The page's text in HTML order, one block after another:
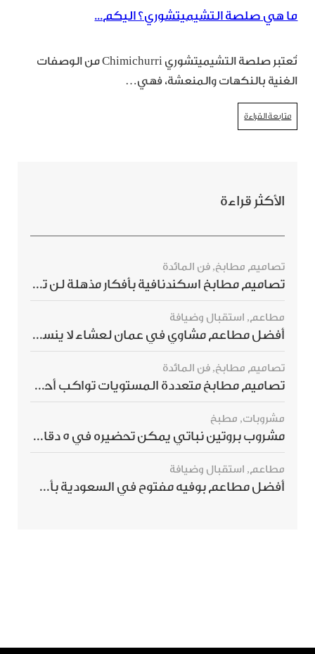
ما هي صلصة التشيميتشوري؟ اليكم...
تُعتبر صلصة التشيميتشوري Chimichurri من الوصفات
الغنية بالنكهات والمنعشة، فهي…
متابعة القراءة
الأكثر قراءة
تصاميم مطابخ, فن المائدة
تصاميم مطابخ اسكندنافية بأفكار مذهلة لن ترغبي بتفويتها
مطاعم, استقبال وضيافة
أفضل مطاعم مشاوي في عمان لعشاء لا ينسى
تصاميم مطابخ, فن المائدة
تصاميم مطابخ متعددة المستويات تواكب أحدث صيحات الديكور العالمي
مشروبات, مطبخ
مشروب بروتين نباتي يمكن تحضيره في 5 دقائق ويمنحك شعورًا بالشبع
مطاعم, استقبال وضيافة
أفضل مطاعم بوفيه مفتوح في السعودية بأسعار تناسب الجميع